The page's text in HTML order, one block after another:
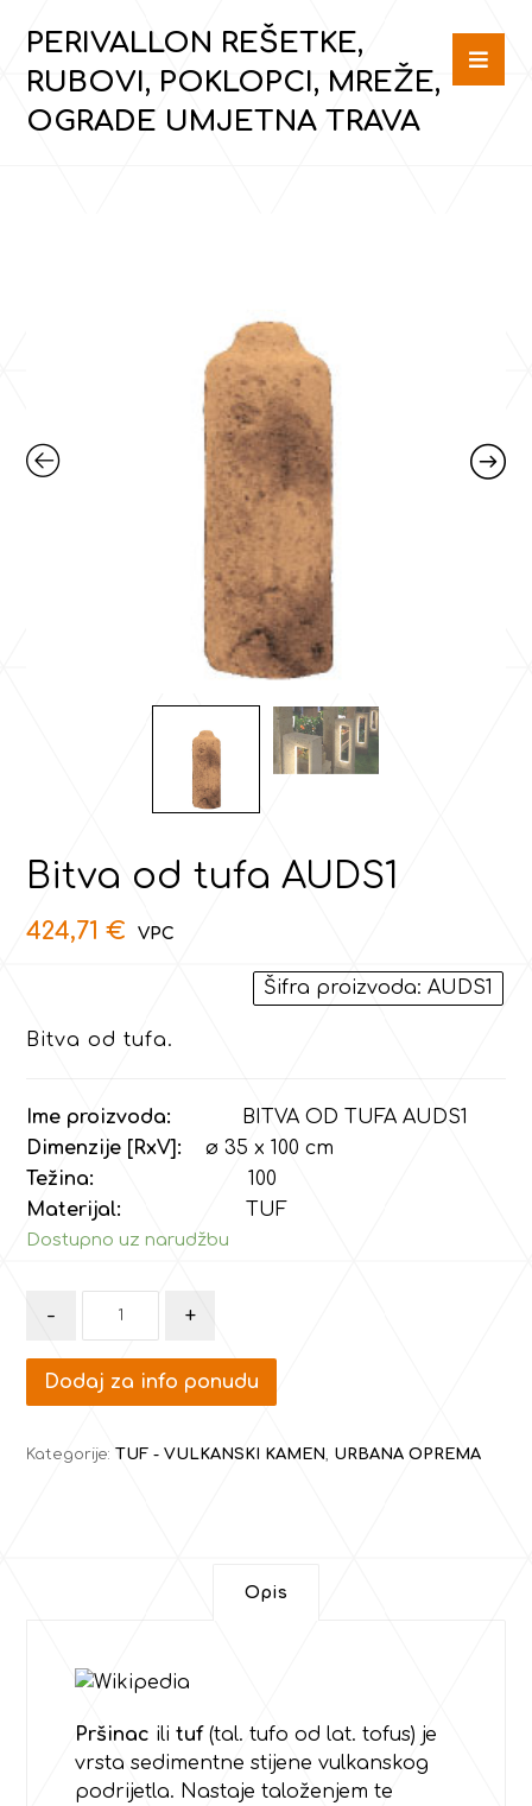
PERIVALLON REŠETKE,
RUBOVI, POKLOPCI, MREŽE,
OGRADE UMJETNA TRAVA
Bitva od tufa AUDS1
424,71€
Šifra proizvoda: AUDS1
Bitva od tufa.
Ime proizvoda:
BITVA OD TUFA AUDS1
Dimenzije [RxV]: ø 35 x 100 cm
Težina:
100
Materijal:
TUF
Dostupno uz narudžbu
- +
Dodaj za info ponudu
Kategorije: TUF - VULKANSKI KAMEN, URBANA OPREMA
Opis
Pršinac ilituf (tal. tufo od lat. tofus) je
vrstasedimentne stijene vulkanskog
podrijetla. Nastaje taloženjem te